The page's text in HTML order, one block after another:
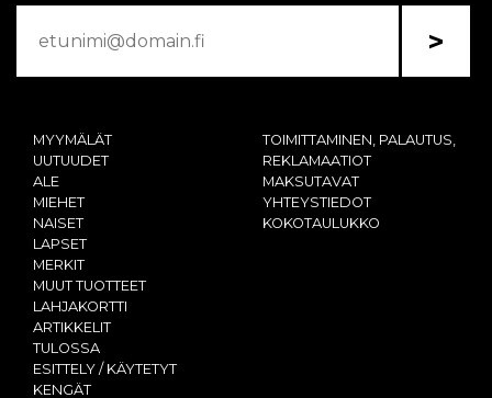
>
MYYMÄLÄT
UUTUUDET
ALE
MIEHET
NAISET
LAPSET
MERKIT
MUUT TUOTTEET
LAHJAKORTTI
ARTIKKELIT
TULOSSA
ESITTELY / KÄYTETYT
KENGÄT
TOIMITTAMINEN, PALAUTUS,
REKLAMAATIOT
MAKSUTAVAT
YHTEYSTIEDOT
KOKOTAULUKKO